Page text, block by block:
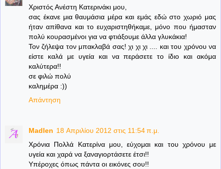
Χριστός Ανέστη Κατερινάκι μου,
σας έκανε μια θαυμάσια μέρα και εμάς εδώ στο χωριό μας
ήταν απίθανα και το ευχαριστηθήκαμε, μόνο που ήμασταν
πολύ κουρασμένοι για να φτιάξουμε άλλα γλυκάκια!
Τον ζήλεψα τον μπακλαβά σας! χι χι χι .... και του χρόνου να
είστε καλά με υγεία και να περάσετε το ίδιο και ακόμα
καλύτερα!!
σε φιλώ πολύ
καλημέρα :))
Απάντηση
Madlen 18 Απριλίου 2012 στις 11:54 π.μ.
Χρόνια Πολλά Κατερίνα μου, εύχομαι και του χρόνου με
υγεία και χαρά να ξαναγιορτάσετε έτσι!!
Υπέροχες όπως πάντα οι εικόνες σου!!